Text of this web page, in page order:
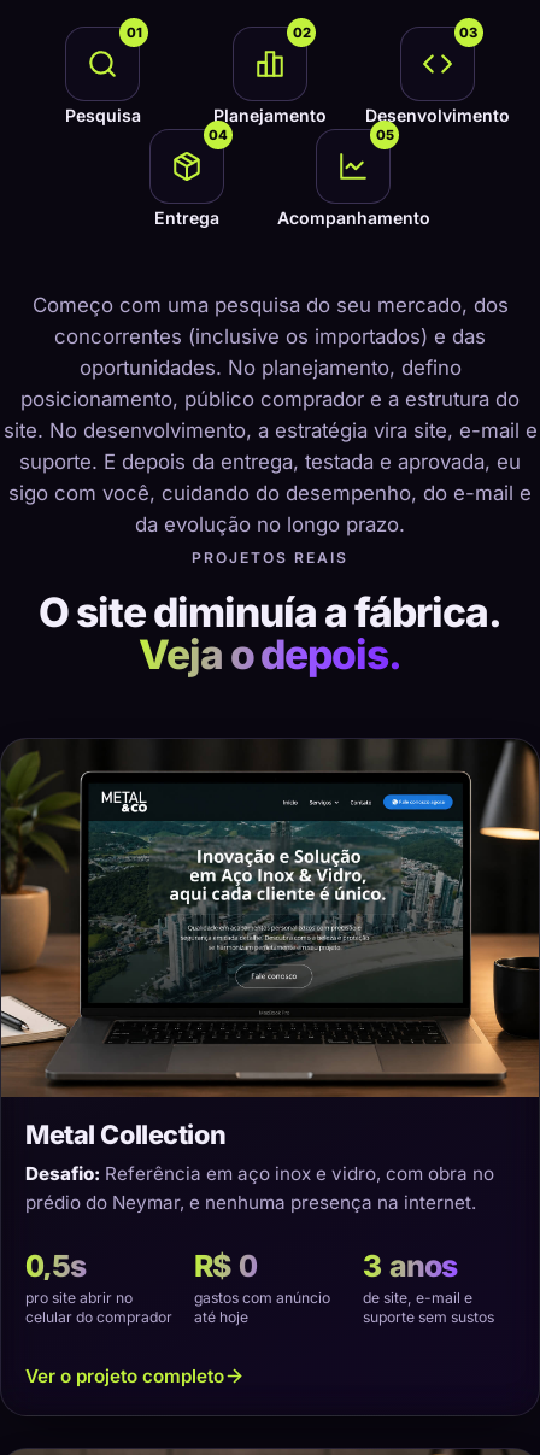
01
Pesquisa
02
Planejamento
03
Desenvolvimento
04
Entrega
05
Acompanhamento
Começo com uma pesquisa do seu mercado, dos
concorrentes (inclusive os importados) e das
oportunidades. No planejamento, defino
posicionamento, público comprador e a estrutura do
site. No desenvolvimento, a estratégia vira site, e-mail e
suporte. E depois da entrega, testada e aprovada, eu
sigo com você, cuidando do desempenho, do e-mail e
da evolução no longo prazo.
PROJETOS REAIS
O site diminuía a fábrica.
Veja o depois.
Metal Collection
Desafio: Referência em aço inox e vidro, com obra no
prédio do Neymar, e nenhuma presença na internet.
0,5s
pro site abrir no
celular do comprador
R$ 0
gastos com anúncio
até hoje
3 anos
de site, e-mail e
suporte sem sustos
Ver o projeto completo